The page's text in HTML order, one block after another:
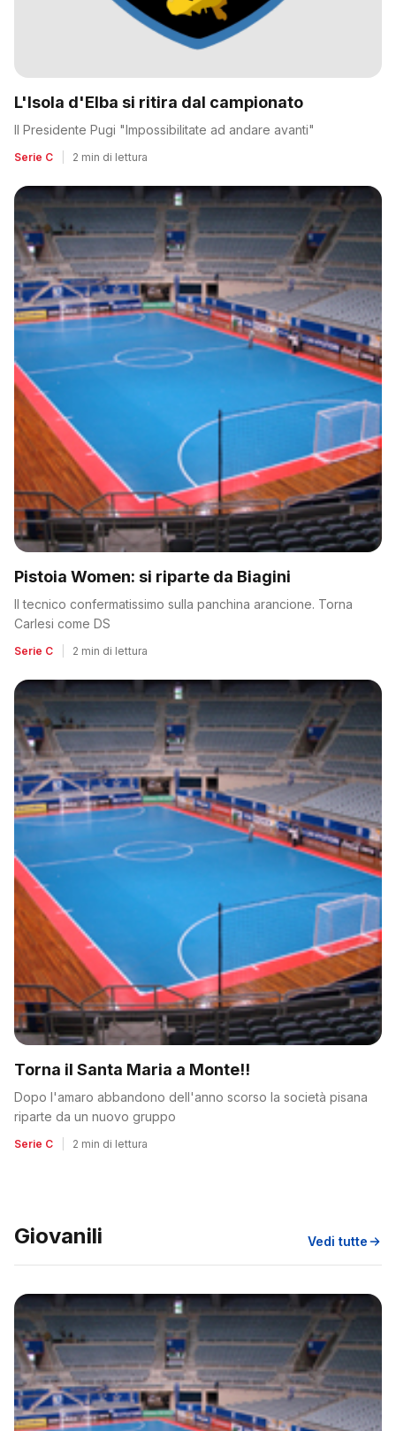
L'Isola d'Elba si ritira dal campionato
Il Presidente Pugi "Impossibilitate ad andare avanti"
Serie C 2 min di lettura
Pistoia Women: si riparte da Biagini
Il tecnico confermatissimo sulla panchina arancione. Torna
Carlesi come DS
Serie C 2 min di lettura
Torna il Santa Maria a Monte!!
Dopo l'amaro abbandono dell'anno scorso la società pisana
riparte da un nuovo gruppo
Serie C 2 min di lettura
Giovanili Vedi tutte